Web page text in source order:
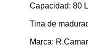
Capacidad: 80
Tina de
Marca: